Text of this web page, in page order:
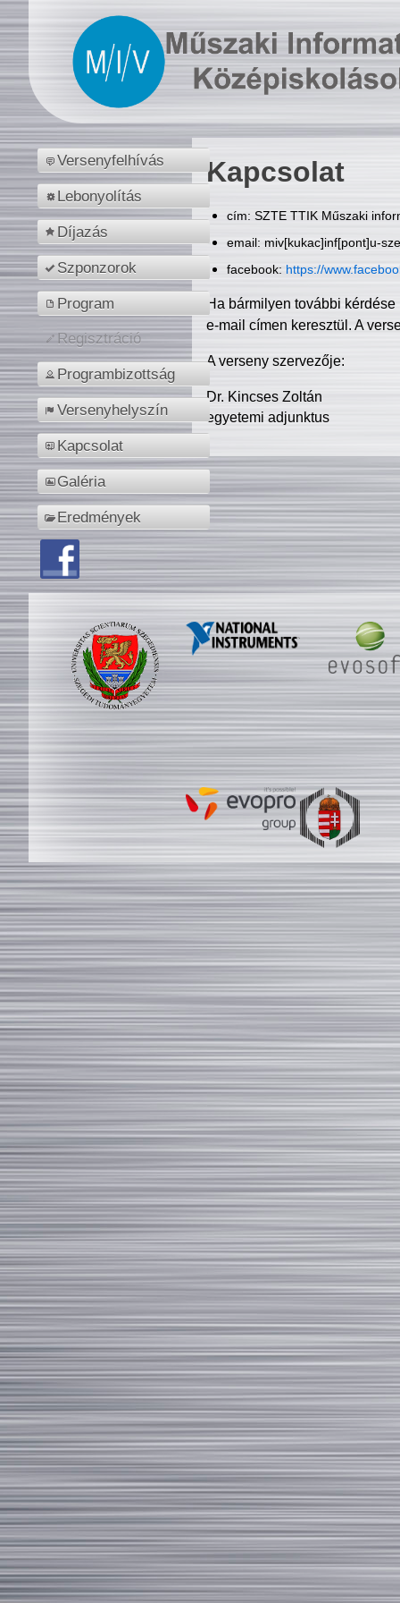
Versenyfelhívás
Lebonyolítás
Díjazás
Szponzorok
Program
Regisztráció
Programbizottság
Versenyhelyszín
Kapcsolat
Galéria
Eredmények
Kapcsolat
cím: SZTE TTIK Műszaki
email: miv[kukac]inf[pont]u-
facebook: https://
Ha bármilyen további
e-mail címen keresztül. A
A verseny szervezője:
Dr. Kincses Zoltán
egyetemi adjunktus